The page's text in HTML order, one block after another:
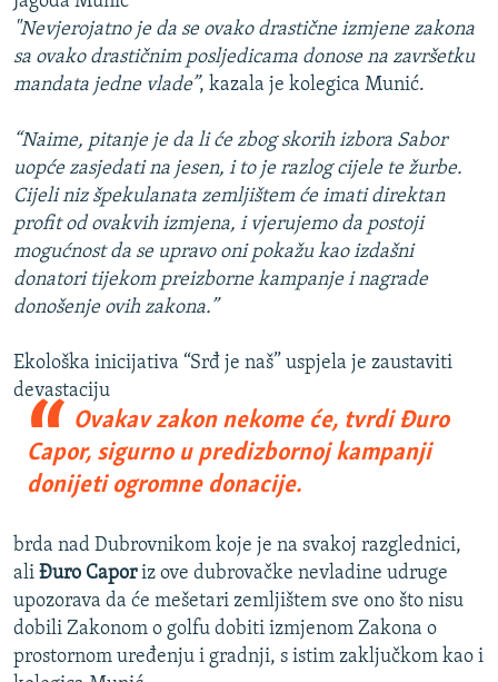
"Nevjerojatno je da se ovako drastične izmjene zakona
sa ovako drastičnim posljedicama donose na završetku
mandata jedne vlade”, kazala je kolegica Munić.
“Naime, pitanje je da li će zbog skorih izbora Sabor
uopće zasjedati na jesen, i to je razlog cijele te žurbe.
Cijeli niz špekulanata zemljištem će imati direktan
profit od ovakvih izmjena, i vjerujemo da postoji
mogućnost da se upravo oni pokažu kao izdašni
donatori tijekom preizborne kampanje i nagrade
donošenje ovih zakona.”
Ekološka inicijativa “Srđ je naš” uspjela je zaustaviti
devastaciju
Ovakav zakon nekome će, tvrdi Đuro
Capor, sigurno u predizbornoj kampanji
donijeti ogromne donacije.
brda nad Dubrovnikom koje je na svakoj razglednici,
ali Đuro Caporiz ove dubrovačke nevladine udruge
upozorava da će mešetari zemljištem sve ono što nisu
dobili Zakonom o golfu dobiti izmjenom Zakona o
prostornom uređenju i gradnji, s istim zaključkom kao i